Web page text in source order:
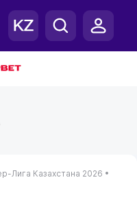
Лига Казахстана 2026 •